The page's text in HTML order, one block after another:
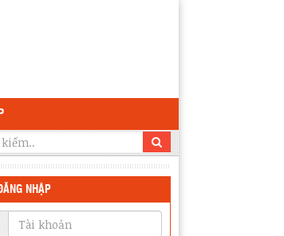
VÀ HTTP://
NHẬP